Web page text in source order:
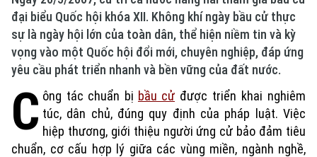
đại biểu Quốc hội khóa XII. Không khí ngày bầu cử thực
sự là ngày hội lớn của toàn dân, thể hiện niềm tin và kỳ
vọng vào một Quốc hội đổi mới, chuyên nghiệp, đáp ứng
yêu cầu phát triển nhanh và bền vững của đất nước.
C ông tác chuẩn bị bầu cử được triển khai nghiêm
túc, dân chủ, đúng quy định của pháp luật. Việc
hiệp thương, giới thiệu người ứng cử bảo đảm tiêu
chuẩn, cơ cấu hợp lý giữa các vùng miền, ngành nghề,